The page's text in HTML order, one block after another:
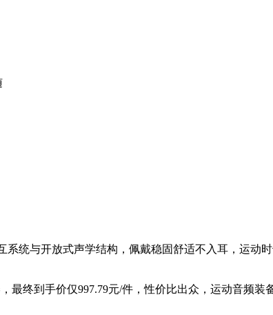
统与开放式声学结构，佩戴稳固舒适不入耳，运动
最终到手价仅997.79元/件，性价比出众，运动音频装